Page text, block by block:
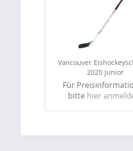
Vancouver
2020 Junior
Für
bitte hier